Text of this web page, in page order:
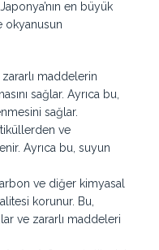
en büyük
okyanusun
zararlı maddelerin
sağlar. Ayrıca bu,
sağlar.
ve
Ayrıca bu, suyun
ve diğer kimyasal
korunur. Bu,
ve zararlı maddeleri